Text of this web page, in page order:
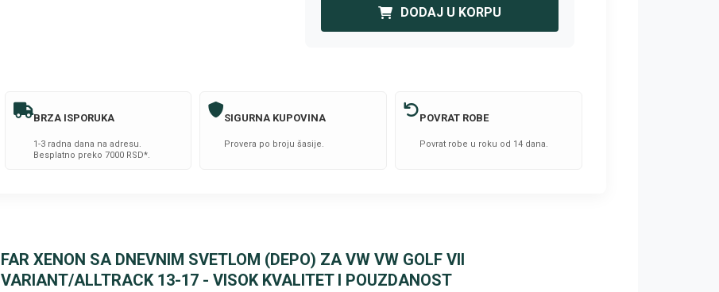
DODAJ U KORPU
BRZA ISPORUKA
1-3 radna dana na adresu.
Besplatno preko 7000 RSD*.
SIGURNA KUPOVINA
Provera po broju šasije.
POVRAT ROBE
Povrat robe u roku od 14 dana.
FAR XENON SA DNEVNIM SVETLOM (DEPO) ZA VW VW GOLF VII
VARIANT/ALLTRACK 13-17 - VISOK KVALITET I POUZDANOST